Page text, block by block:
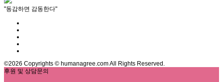
"동감하면 감동한다"
©2026 Copyrights © humanagree.com All Rights Reserved.
후원 및 상담문의